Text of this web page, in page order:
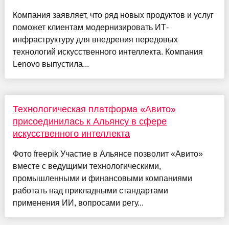
Компания заявляет, что ряд новых продуктов и услуг
поможет клиентам модернизировать ИТ-
инфраструктуру для внедрения передовых
технологий искусственного интеллекта. Компания
Lenovo выпустила...
Технологическая платформа «Авито»
присоединилась к Альянсу в сфере
искусственного интеллекта
Фото freepik Участие в Альянсе позволит «Авито»
вместе с ведущими технологическими,
промышленными и финансовыми компаниями
работать над прикладными стандартами
применения ИИ, вопросами регу...